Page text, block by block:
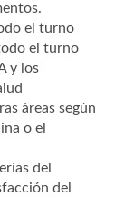
el turno
el turno
y los
áreas según
o el
del
del